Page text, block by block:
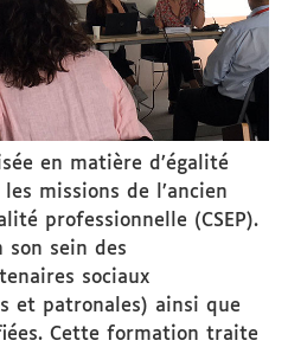
en matière d’égalité
missions de l’ancien
professionnelle (CSEP).
sein des
sociaux
et patronales) ainsi que
Cette formation traite